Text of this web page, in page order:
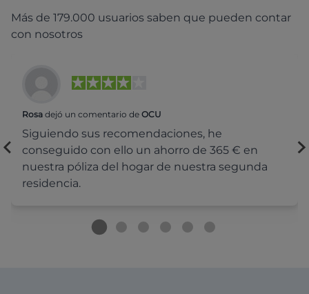
Más de 179.000 usuarios saben que pueden contar
con nosotros
Rosa dejó un comentario de OCU
Siguiendo sus recomendaciones, he
conseguido con ello un ahorro de 365 € en
nuestra póliza del hogar de nuestra segunda
residencia.